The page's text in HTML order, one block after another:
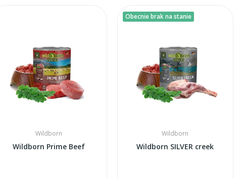
Wildborn
Wildborn Prime Beef
Obecnie brak na stanie
Wildborn
Wildborn SILVER creek